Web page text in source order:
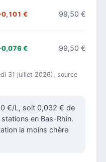
€ 99,50 €
€ 99,50 €
31 juillet 2026), source
€/L, soit 0,032 € de
en Bas-Rhin.
la moins chère